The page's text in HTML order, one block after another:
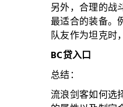
另外，合理的战
最适合的装备。
队友作为坦克时
BC贷入口
总结：
流浪剑客如何选